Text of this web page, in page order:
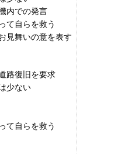
内での発言
て自らを救う
見舞いの意を表す
路復旧を要求
少ない
て自らを救う